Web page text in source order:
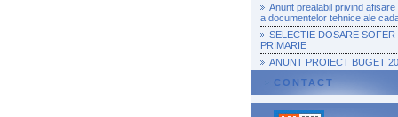
Anunt prealabil privind afisare
a documentelor tehnice ale
SELECTIE DOSARE SOFER
PRIMARIE
ANUNT PROIECT BUGET
CONTACT